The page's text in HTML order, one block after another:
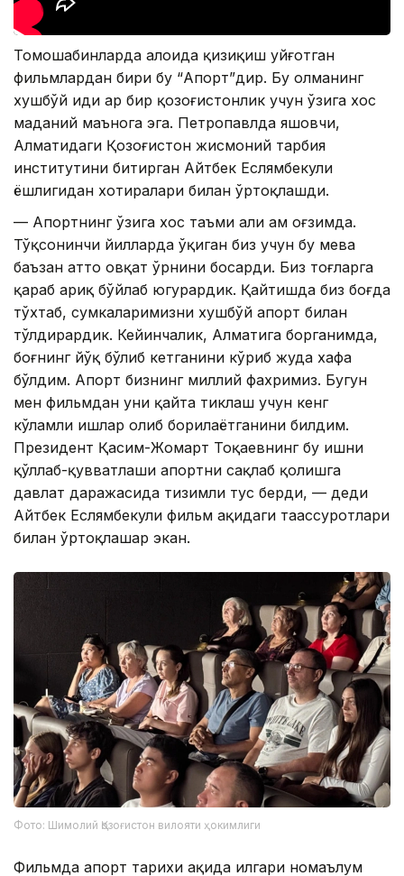
Томошабинларда алоҳида қизиқиш уйғотган
фильмлардан бири бу “Апорт”дир. Бу олманинг
хушбўй ҳиди ҳар бир қозоғистонлик учун ўзига хос
маданий маънога эга. Петропавлда яшовчи,
Алматидаги Қозоғистон жисмоний тарбия
институтини битирган Айтбек Еслямбекули
ёшлигидан хотиралари билан ўртоқлашди.
— Апортнинг ўзига хос таъми ҳали ҳам оғзимда.
Тўқсонинчи йилларда ўқиган биз учун бу мева
баъзан ҳатто овқат ўрнини босарди. Биз тоғларга
қараб ариқ бўйлаб югурардик. Қайтишда биз боғда
тўхтаб, сумкаларимизни хушбўй апорт билан
тўлдирардик. Кейинчалик, Алматига борганимда,
боғнинг йўқ бўлиб кетганини кўриб жуда хафа
бўлдим. Апорт бизнинг миллий фахримиз. Бугун
мен фильмдан уни қайта тиклаш учун кенг
кўламли ишлар олиб борилаётганини билдим.
Президент Қасим-Жомарт Тоқаевнинг бу ишни
қўллаб-қувватлаши апортни сақлаб қолишга
давлат даражасида тизимли тус берди, — деди
Айтбек Еслямбекули фильм ҳақидаги таассуротлари
билан ўртоқлашар экан.
Фото: Шимолий Қозоғистон вилояти ҳокимлиги
Фильмда апорт тарихи ҳақида илгари номаълум